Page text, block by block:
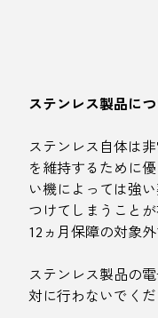
ステンレス製品につ
ステンレス自体は
を維持するために
い機によっては強
つけてしまうこと
12ヵ月保障の対象外
ステンレス製品の
対に行わないでくだ